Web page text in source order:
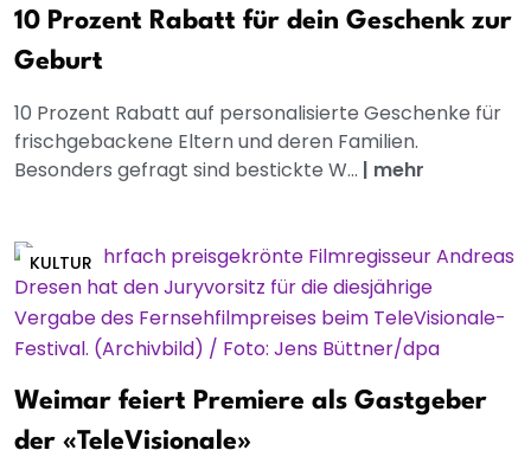
10 Prozent Rabatt für dein Geschenk zur
Geburt
10 Prozent Rabatt auf personalisierte Geschenke für
frischgebackene Eltern und deren Familien.
Besonders gefragt sind bestickte W... | mehr
KULTUR
Weimar feiert Premiere als Gastgeber
der «TeleVisionale»